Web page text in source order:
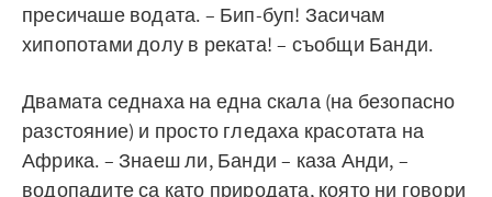
пресичаше водата. – Бип-буп! Засичам
хипопотами долу в реката! – съобщи Банди.
Двамата седнаха на една скала (на безопасно
разстояние) и просто гледаха красотата на
Африка. – Знаеш ли, Банди – каза Анди, –
водопадите са като природата, която ни говори